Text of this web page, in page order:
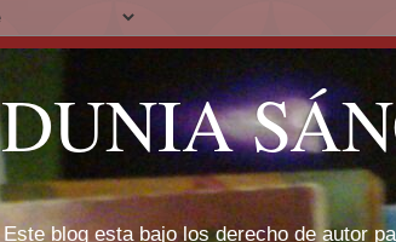
DUNIA
Este blog esta bajo los derecho de autor